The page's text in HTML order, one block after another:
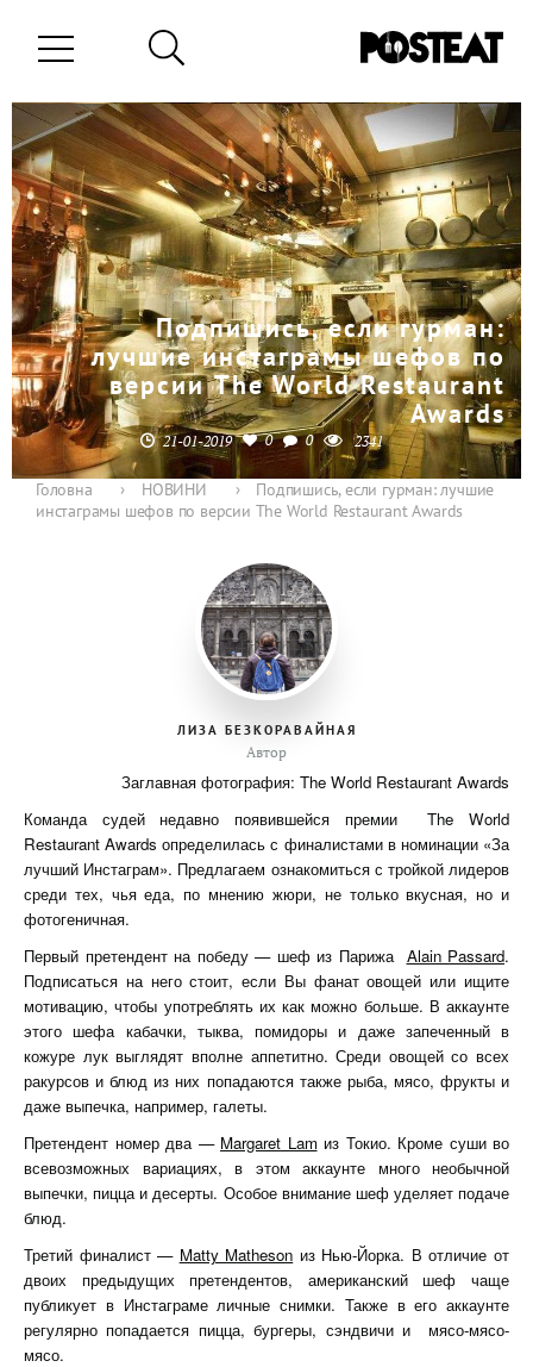
Подпишись, если гурман:
лучшие инстаграмы шефов по
версии The World Restaurant
Awards
21-01-2019 0 0 2341
Головна › НОВИНИ ›
Подпишись, если гурман: лучшие
инстаграмы шефов по версии The World Restaurant Awards
ЛИЗА БЕЗКОРАВАЙНАЯ
Автор
Заглавная фотография: The World Restaurant Awards
Команда судей недавно появившейся премии
The World
Restaurant Awards определилась с финалистами в номинации «За
лучший Инстаграм». Предлагаем ознакомиться с тройкой лидеров
среди тех, чья еда, по мнению жюри, не только вкусная, но и
фотогеничная.
Первый претендент на победу — шеф из Парижа
Alain Passard.
Подписаться на него стоит, если Вы фанат овощей или ищите
мотивацию, чтобы употреблять их как можно больше. В аккаунте
этого шефа кабачки, тыква, помидоры и даже запеченный в
кожуре лук выглядят вполне аппетитно. Среди овощей со всех
ракурсов и блюд из них попадаются также рыба, мясо, фрукты и
даже выпечка, например, галеты.
Претендент номер два — Margaret Lamиз Токио. Кроме суши во
всевозможных вариациях, в этом аккаунте много необычной
выпечки, пицца и десерты. Особое внимание шеф уделяет подаче
блюд.
Третий финалист — Matty Matheson из Нью-Йорка. В отличие от
двоих предыдущих претендентов, американский шеф чаще
публикует в Инстаграме личные снимки. Также в его аккаунте
регулярно попадается пицца, бургеры, сэндвичи и
мясо-мясо-
мясо.